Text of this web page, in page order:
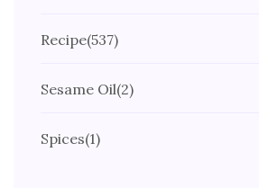
Recipe(537)
Sesame Oil(2)
Spices(1)